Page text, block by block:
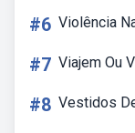
#6 Violência
#7 Viajem Ou
#8 Vestidos